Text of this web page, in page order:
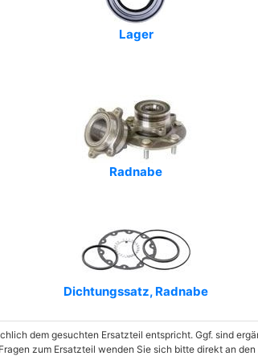
Lager
Radnabe
Dichtungssatz, Radnabe
dem gesuchten Ersatzteil entspricht. Ggf. sind
zum Ersatzteil wenden Sie sich bitte direkt an